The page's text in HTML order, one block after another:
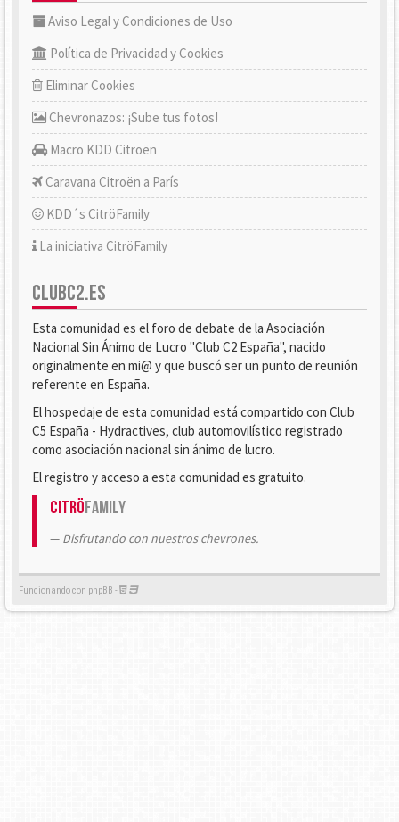
Aviso Legal y Condiciones de Uso
Política de Privacidad y Cookies
Eliminar Cookies
Chevronazos: ¡Sube tus fotos!
Macro KDD Citroën
Caravana Citroën a París
KDD´s CitröFamily
La iniciativa CitröFamily
CLUBC2.ES
Esta comunidad es el foro de debate de la Asociación
Nacional Sin Ánimo de Lucro "Club C2 España", nacido
originalmente en mi@ y que buscó ser un punto de reunión
referente en España.
El hospedaje de esta comunidad está compartido con Club
C5 España - Hydractives, club automovilístico registrado
como asociación nacional sin ánimo de lucro.
El registro y acceso a esta comunidad es gratuito.
CitröFamily
Disfrutando con nuestros chevrones.
Funcionando con phpBB -